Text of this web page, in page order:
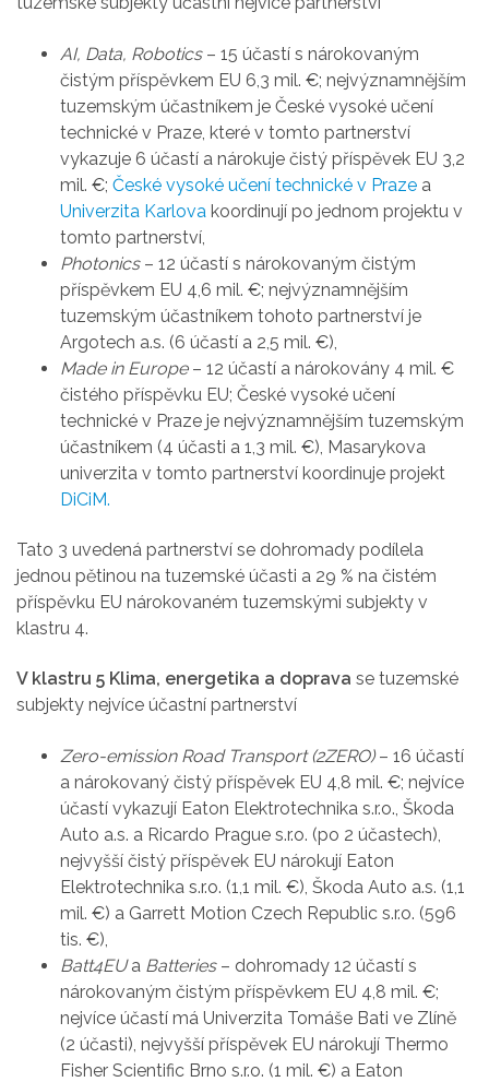
AI, Data, Robotics– 15 účastí s nárokovaným
čistým příspěvkem EU 6,3 mil. €; nejvýznamnějším
tuzemským účastníkem je České vysoké učení
technické v Praze, které v tomto partnerství
vykazuje 6 účastí a nárokuje čistý příspěvek EU 3,2
mil. €; České vysoké učení technické v Praze a
Univerzita Karlova koordinují po jednom projektu v
tomto partnerství,
Photonics– 12 účastí s nárokovaným čistým
příspěvkem EU 4,6 mil. €; nejvýznamnějším
tuzemským účastníkem tohoto partnerství je
Argotech a.s. (6 účastí a 2,5 mil. €),
Made in Europe– 12 účastí a nárokovány 4 mil. €
čistého příspěvku EU; České vysoké učení
technické v Praze je nejvýznamnějším tuzemským
účastníkem (4 účasti a 1,3 mil. €), Masarykova
univerzita v tomto partnerství koordinuje projekt
DiCiM.
Tato 3 uvedená partnerství se dohromady podílela
jednou pětinou na tuzemské účasti a 29 % na čistém
příspěvku EU nárokovaném tuzemskými subjekty v
klastru 4.
V klastru 5 Klima, energetika a doprava se tuzemské
subjekty nejvíce účastní partnerství
Zero-emission Road Transport (2ZERO)– 16 účastí
a nárokovaný čistý příspěvek EU 4,8 mil. €; nejvíce
účastí vykazují Eaton Elektrotechnika s.r.o., Škoda
Auto a.s. a Ricardo Prague s.r.o. (po 2 účastech),
nejvyšší čistý příspěvek EU nárokují Eaton
Elektrotechnika s.r.o. (1,1 mil. €), Škoda Auto a.s. (1,1
mil. €) a Garrett Motion Czech Republic s.r.o. (596
tis. €),
Batt4EUa Batteries– dohromady 12 účastí s
nárokovaným čistým příspěvkem EU 4,8 mil. €;
nejvíce účastí má Univerzita Tomáše Bati ve Zlíně
(2 účasti), nejvyšší příspěvek EU nárokují Thermo
Fisher Scientific Brno s.r.o. (1 mil. €) a Eaton